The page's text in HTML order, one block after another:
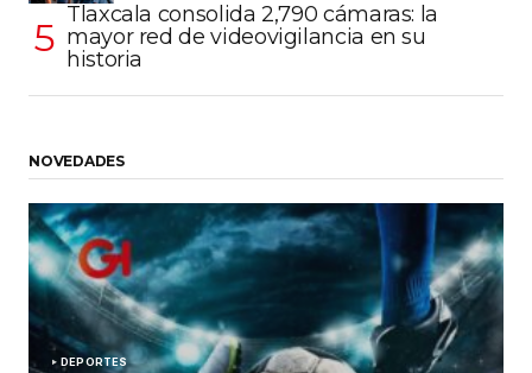
Tlaxcala consolida 2,790 cámaras: la
mayor red de videovigilancia en su
historia
NOVEDADES
DEPORTES